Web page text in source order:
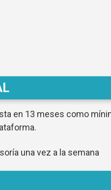
en 13 meses como
una vez a la semana